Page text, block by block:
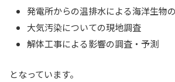
発電所からの温排水による海洋生物
大気汚染についての現地調査
解体工事による影響の調査・予測
となっています。